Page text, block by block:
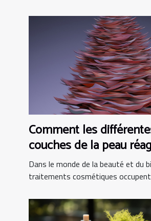
Comment les
couches de la peau
aux traitements
Dans le monde de la beauté et du
traitements cosmétiques occupent